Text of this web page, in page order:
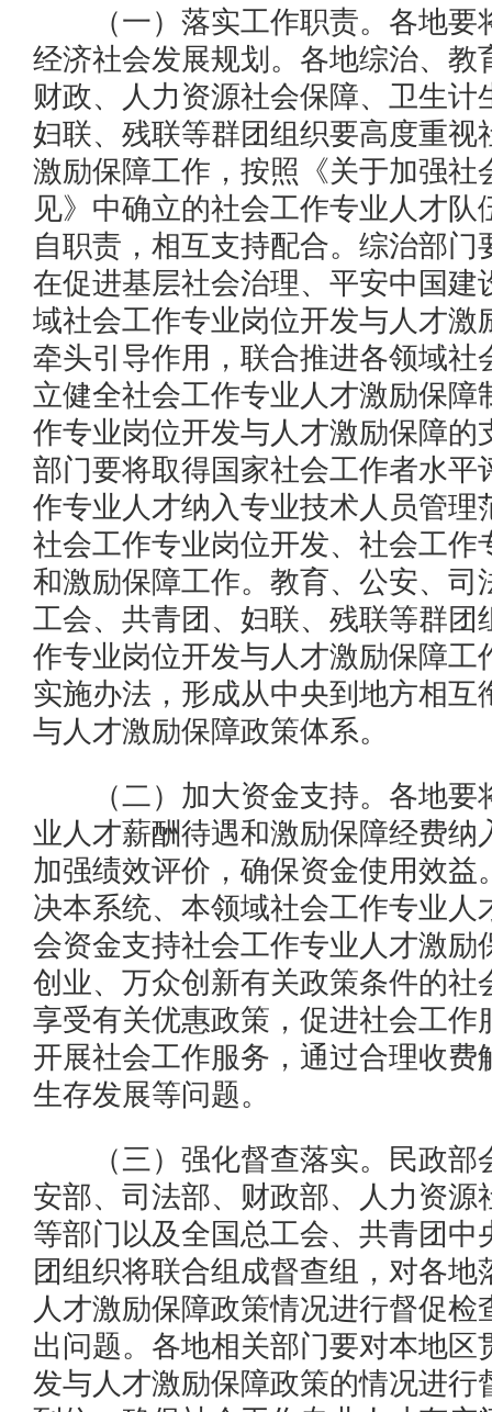
（一）落实工作职责。各地要
经济社会发展规划。各地综治、
财政、人力资源社会保障、卫生
妇联、残联等群团组织要高度重
激励保障工作，按照《关于加强
见》中确立的社会工作专业人才
自职责，相互支持配合。综治部
在促进基层社会治理、平安中国
域社会工作专业岗位开发与人才
牵头引导作用，联合推进各领域
立健全社会工作专业人才激励保
作专业岗位开发与人才激励保障
部门要将取得国家社会工作者水
作专业人才纳入专业技术人员管
社会工作专业岗位开发、社会工
和激励保障工作。教育、公安、
工会、共青团、妇联、残联等群
作专业岗位开发与人才激励保障
实施办法，形成从中央到地方相
与人才激励保障政策体系。
（二）加大资金支持。各地要
业人才薪酬待遇和激励保障经费
加强绩效评价，确保资金使用效
决本系统、本领域社会工作专业
会资金支持社会工作专业人才激
创业、万众创新有关政策条件的
享受有关优惠政策，促进社会工
开展社会工作服务，通过合理收
生存发展等问题。
（三）强化督查落实。民政部
安部、司法部、财政部、人力资
等部门以及全国总工会、共青团
团组织将联合组成督查组，对各
人才激励保障政策情况进行督促
出问题。各地相关部门要对本地
发与人才激励保障政策的情况进